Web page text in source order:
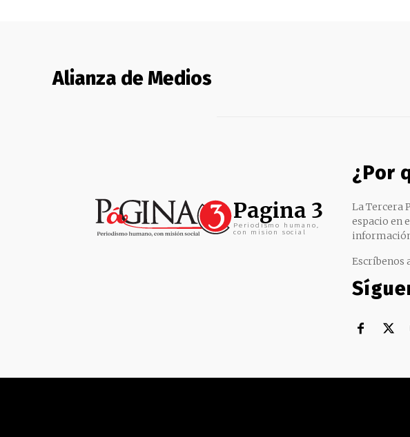
Alianza de Medios
Pagina 3
Periodismo humano,
con mision social
¿Por
La Tercera
espacio en
Escríbenos